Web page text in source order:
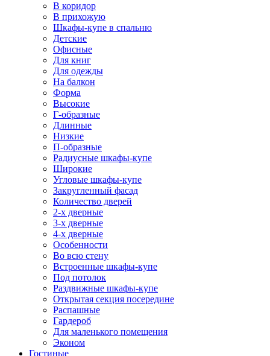
В коридор
В прихожую
Шкафы-купе в спальню
Детские
Офисные
Для книг
Для одежды
На балкон
Форма
Высокие
Г-образные
Длинные
Низкие
П-образные
Радиусные шкафы-купе
Широкие
Угловые шкафы-купе
Закругленный фасад
Количество дверей
2-х дверные
3-х дверные
4-х дверные
Особенности
Во всю стену
Встроенные шкафы-купе
Под потолок
Раздвижные шкафы-купе
Открытая секция посередине
Распашные
Гардероб
Для маленького помещения
Эконом
Гостиные